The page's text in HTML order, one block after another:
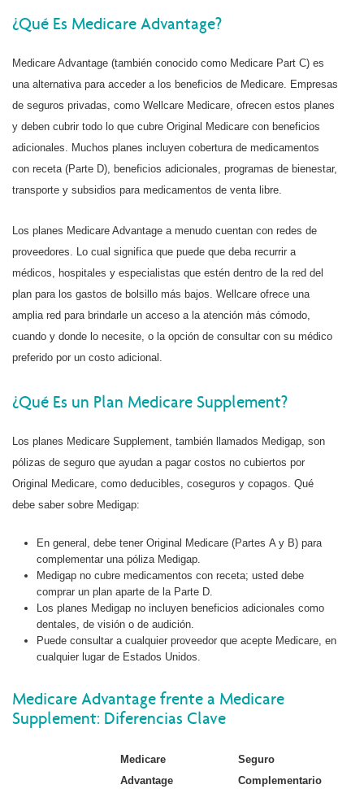
¿Qué Es Medicare Advantage?
Medicare Advantage (también conocido como Medicare Part C) es
una alternativa para acceder a los beneficios de Medicare. Empresas
de seguros privadas, como Wellcare Medicare, ofrecen estos planes
y deben cubrir todo lo que cubre Original Medicare con beneficios
adicionales. Muchos planes incluyen cobertura de medicamentos
con receta (Parte D), beneficios adicionales, programas de bienestar,
transporte y subsidios para medicamentos de venta libre.
Los planes Medicare Advantage a menudo cuentan con redes de
proveedores. Lo cual significa que puede que deba recurrir a
médicos, hospitales y especialistas que estén dentro de la red del
plan para los gastos de bolsillo más bajos. Wellcare ofrece una
amplia red para brindarle un acceso a la atención más cómodo,
cuando y donde lo necesite, o la opción de consultar con su médico
preferido por un costo adicional.
¿Qué Es un Plan Medicare Supplement?
Los planes Medicare Supplement, también llamados Medigap, son
pólizas de seguro que ayudan a pagar costos no cubiertos por
Original Medicare, como deducibles, coseguros y copagos. Qué
debe saber sobre Medigap:
En general, debe tener Original Medicare (Partes A y B) para
complementar una póliza Medigap.
Medigap no cubre medicamentos con receta; usted debe
comprar un plan aparte de la Parte D.
Los planes Medigap no incluyen beneficios adicionales como
dentales, de visión o de audición.
Puede consultar a cualquier proveedor que acepte Medicare, en
cualquier lugar de Estados Unidos.
Medicare Advantage frente a Medicare
Supplement: Diferencias Clave
Medicare
Advantage
Seguro
Complementario